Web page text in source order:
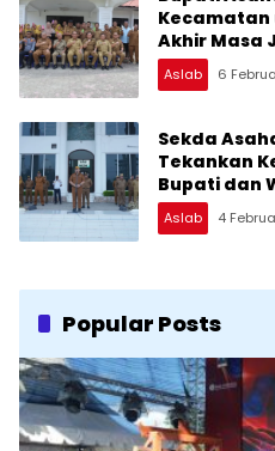
Kecamatan
Akhir Masa
Aslab 6
Sekda
Tekankan
Bupati dan
Aslab 4
Popular Posts